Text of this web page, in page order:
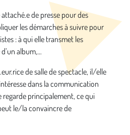
de presse pour des
les démarches à suivre pour
: à qui elle transmet les
album,…
de salle de spectacle, il/elle
dans la communication
regarde principalement, ce qui
le/la convaincre de